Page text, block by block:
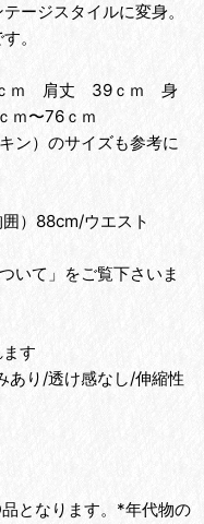
ージスタイルに変身。
。
ｍ 肩丈 39ｃｍ 身
〜76ｃｍ
ン）のサイズも参考に
）88cm/ウエスト
いて」をご覧下さいま
す
り/透け感なし/伸縮性
なります。*年代物の